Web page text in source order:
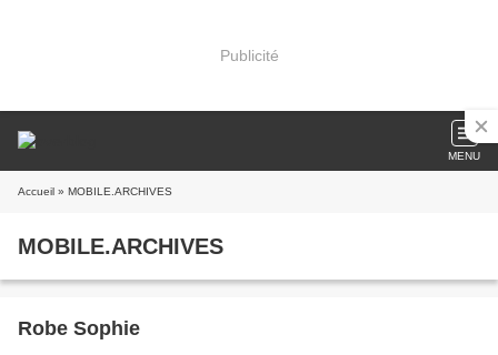
Publicité
MENU
Accueil » MOBILE.ARCHIVES
MOBILE.ARCHIVES
Robe Sophie